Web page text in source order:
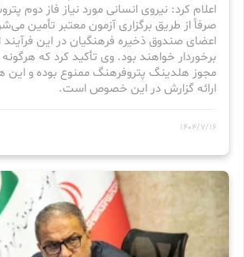
اعلام کرد: نیروی انسانی مورد نیاز فاز دوم
صرفاً از طریق برگزاری آزمون معتبر تأمین
اعضای صندوق ذخیره فرهنگیان در این فرآیند
برخوردار خواهند بود. وی تأکید کرد که
مجوز هلدینگ پتروفرهنگ ممنوع بوده و
ارائه گزارش در این خصوص است.
1404/7/16